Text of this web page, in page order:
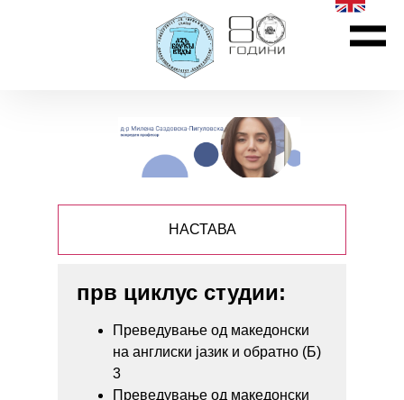
НАСТАВА
прв циклус студии:
Преведување од македонски
на англиски јазик и обратно (Б)
3
Преведување од македонски